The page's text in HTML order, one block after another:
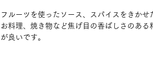
フルーツを使ったソース、スパイスをきか
お料理、焼き物など焦げ目の香ばしさのあ
が良いです。